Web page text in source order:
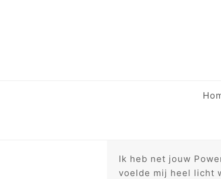
Ik heb net jouw
voelde mij heel licht